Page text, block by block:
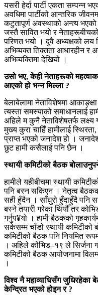
यसरी हेर्दा पार्टी एकता
अवधिमा पार्टीको आन्तरिक
कटुतापूर्ण अवस्थाको अन्त्य भएको
जस्तै सावित भयो र नेताहरूबीचको
परिणत भयो । दुवै अध्यक्षको लय
अभिव्यक्त तिक्तता आधारहीन र
अभिव्यक्तिमा देखियो ।
उसो भए, केही नेताहरूको
आएको हो भन्न मिल्ला ?
बेलाबेलामा नेताविशेषमा
त्यस्ता समस्याको समाधानलाई
अहिले म कुनै नेताविशेषतर्फ लक्ष्य
मुख्य कुरा चाहिँं हामीलाई
प्राप्त भएको जनादेश हो ।
छुट हामी कसैलाई पनि छैन ।
स्थायी कमिटीको बैठक
हामीले यहीबीचमा स्थायी
पनि बस्न सकिएन । नेतृत्व
सही हुँदैन । साँघुरो हुँदाहुँदै पनि
बस्ने तयारी गरेका थियौँ तर
गर्नुप¥यो । हामी बैठकको
सकेसम्म चाँडो स्थायी कमिटीको
कमिटीको बैठक पनि नियमित
। अहिले कोभिड–१९ ले सिर्जना
कमिटीको बैठक आयोजनामा
।
विश्व नै महाव्याधिसँग जुधिरहेका
केन्द्रित भएको होइन र ?